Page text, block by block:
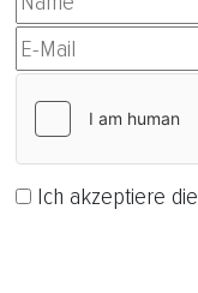
Ich akzeptiere die